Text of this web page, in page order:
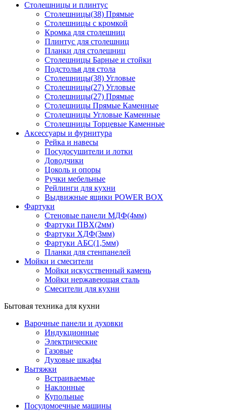
Столешницы и плинтус
Столешницы(38) Прямые
Столешницы с кромкой
Кромка для столешниц
Плинтус для столешниц
Планки для столешниц
Столешницы Барные и стойки
Подстолья для стола
Столешницы(38) Угловые
Столешницы(27) Угловые
Столешницы(27) Прямые
Столешницы Прямые Каменные
Столешницы Угловые Каменные
Столешницы Торцевые Каменные
Аксессуары и фурнитура
Рейка и навесы
Посудосушители и лотки
Доводчики
Цоколь и опоры
Ручки мебельные
Рейлинги для кухни
Выдвижные ящики POWER BOX
Фартуки
Стеновые панели МДФ(4мм)
Фартуки ПВХ(2мм)
Фартуки ХДФ(3мм)
Фартуки АБС(1,5мм)
Планки для стенпанелей
Мойки и смесители
Мойки искусственный камень
Мойки нержавеющая сталь
Смесители для кухни
Бытовая техника для кухни
Варочные панели и духовки
Индукционные
Электрические
Газовые
Духовые шкафы
Вытяжки
Встраиваемые
Наклонные
Купольные
Посудомоечные машины